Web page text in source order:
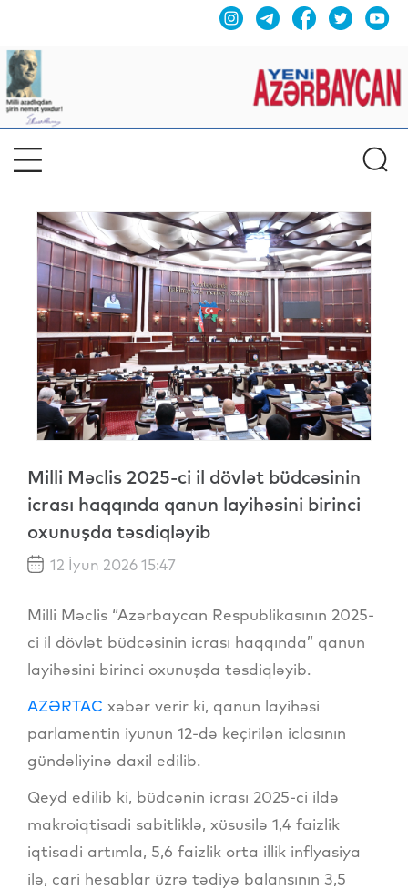
Milli Məclis 2025-ci il dövlət büdcəsinin
icrası haqqında qanun layihəsini birinci
oxunuşda təsdiqləyib
12 İyun 2026 15:47
Milli Məclis “Azərbaycan Respublikasının 2025-
ci il dövlət büdcəsinin icrası haqqında” qanun
layihəsini birinci oxunuşda təsdiqləyib.
AZƏRTAC xəbər verir ki, qanun layihəsi
parlamentin iyunun 12-də keçirilən iclasının
gündəliyinə daxil edilib.
Qeyd edilib ki, büdcənin icrası 2025-ci ildə
makroiqtisadi sabitliklə, xüsusilə 1,4 faizlik
iqtisadi artımla, 5,6 faizlik orta illik inflyasiya
ilə, cari hesablar üzrə tədiyə balansının 3,5